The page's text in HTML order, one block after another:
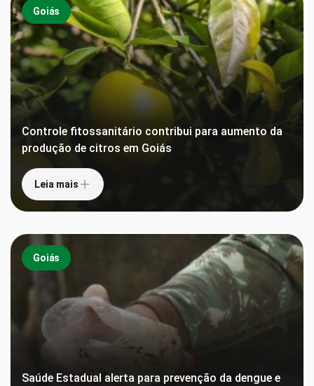
Goiás
Controle fitossanitário contribui para aumento da
produção de citros em Goiás
Leia mais
Goiás
Saúde Estadual alerta para prevenção da dengue e